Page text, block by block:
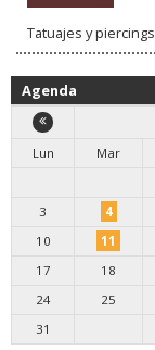
Tatuajes y piercings
Agenda
Lun
Mar
3
4
10
11
17
18
24
25
31